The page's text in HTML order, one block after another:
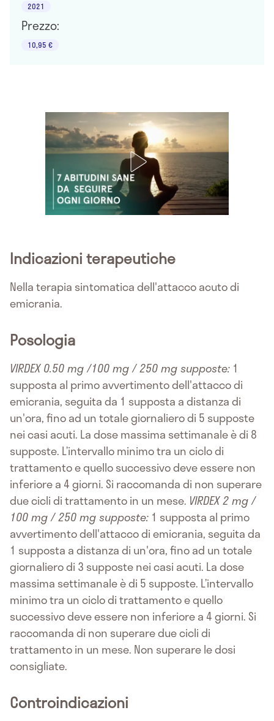
2021
Prezzo:
10,95 €
Indicazioni terapeutiche
Nella terapia sintomatica dell'attacco acuto di
emicrania.
Posologia
VIRDEX 0.50 mg /100 mg / 250 mg supposte: 1
supposta al primo avvertimento dell'attacco di
emicrania, seguita da 1 supposta a distanza di
un'ora, fino ad un totale giornaliero di 5 supposte
nei casi acuti. La dose massima settimanale è di 8
supposte. L’intervallo minimo tra un ciclo di
trattamento e quello successivo deve essere non
inferiore a 4 giorni. Si raccomanda di non superare
due cicli di trattamento in un mese. VIRDEX 2 mg /
100 mg / 250 mg supposte: 1 supposta al primo
avvertimento dell'attacco di emicrania, seguita da
1 supposta a distanza di un'ora, fino ad un totale
giornaliero di 3 supposte nei casi acuti. La dose
massima settimanale è di 5 supposte. L’intervallo
minimo tra un ciclo di trattamento e quello
successivo deve essere non inferiore a 4 giorni. Si
raccomanda di non superare due cicli di
trattamento in un mese. Non superare le dosi
consigliate.
Controindicazioni